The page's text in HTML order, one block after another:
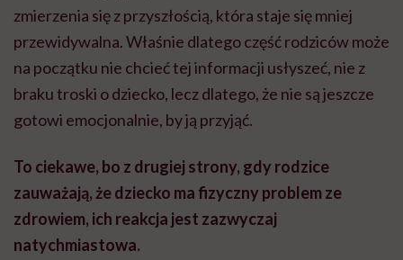
zmierzenia się z przyszłością, która staje się mniej
przewidywalna. Właśnie dlatego część rodziców może
na początku nie chcieć tej informacji usłyszeć, nie z
braku troski o dziecko, lecz dlatego, że nie są jeszcze
gotowi emocjonalnie, by ją przyjąć.
To ciekawe, bo z drugiej strony, gdy rodzice
zauważają, że dziecko ma fizyczny problem ze
zdrowiem, ich reakcja jest zazwyczaj
natychmiastowa.